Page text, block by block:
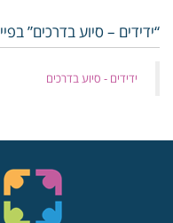
“ידידים – סיוע בדרכים”
‏ידידים - סיוע בדרכים